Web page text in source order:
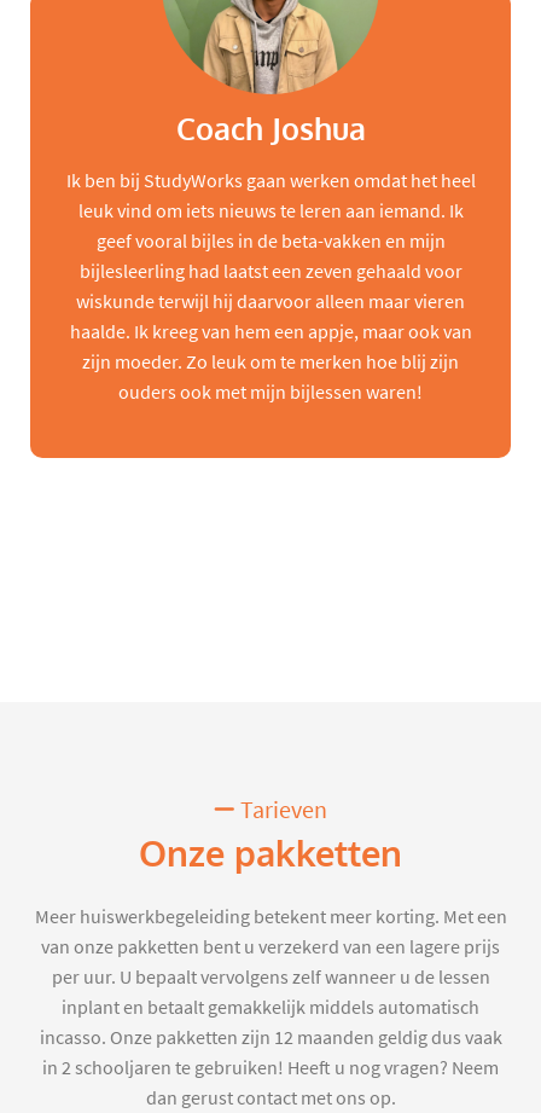
Coach Joshua
Ik ben bij StudyWorks gaan werken omdat het heel
leuk vind om iets nieuws te leren aan iemand. Ik
geef vooral bijles in de beta-vakken en mijn
bijlesleerling had laatst een zeven gehaald voor
wiskunde terwijl hij daarvoor alleen maar vieren
haalde. Ik kreeg van hem een appje, maar ook van
zijn moeder. Zo leuk om te merken hoe blij zijn
ouders ook met mijn bijlessen waren!
Tarieven
Onze pakketten
Meer huiswerkbegeleiding betekent meer korting. Met een
van onze pakketten bent u verzekerd van een lagere prijs
per uur. U bepaalt vervolgens zelf wanneer u de lessen
inplant en betaalt gemakkelijk middels automatisch
incasso. Onze pakketten zijn 12 maanden geldig dus vaak
in 2 schooljaren te gebruiken! Heeft u nog vragen? Neem
dan gerust contact met ons op.